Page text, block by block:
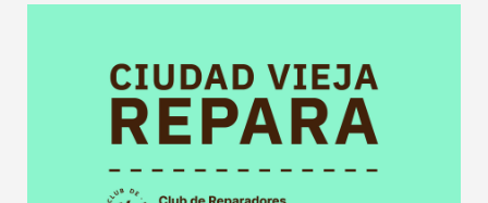
Espacio itinerante de lectura infantil
Formación
Género y Diversidad
Infantil y Juvenil